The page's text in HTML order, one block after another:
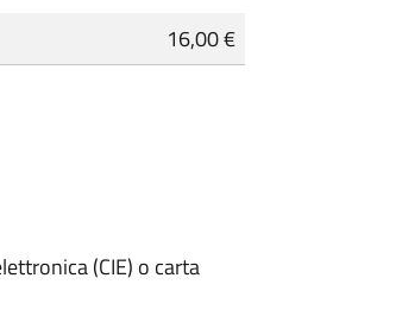
16,00 €
(CIE) o carta